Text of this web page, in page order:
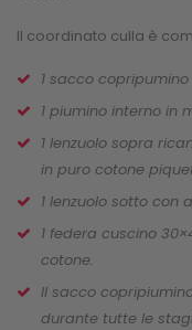
Il coordinato culla è
1 sacco
1 piumino interno in
1 lenzuolo sopra
in puro cotone
1 lenzuolo sotto con
1 federa cuscino
cotone.
Il sacco
durante tutte le